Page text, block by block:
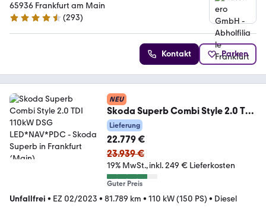
65936 Frankfurt am Main
4.6 Sterne
(293)
Kontakt Parken
NEU
Skoda Superb Combi Style 2.0 TDI
110kW DSG LED*NAV*PDC
Lieferung
22.779 €
23.939 €
19% MwSt. inkl. 249 € Lieferkosten
Guter Preis
Unfallfrei • EZ 02/2023 • 81.789 km • 110 kW (150 PS) • Diesel